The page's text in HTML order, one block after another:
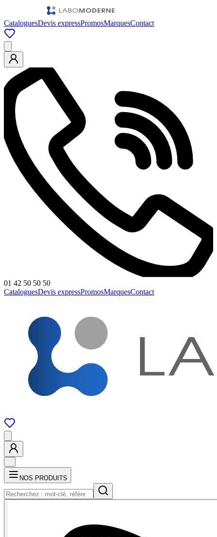
CataloguesDevis expressPromosMarquesContact
01 42 50 50 50
CataloguesDevis expressPromosMarquesContact
NOS PRODUITS